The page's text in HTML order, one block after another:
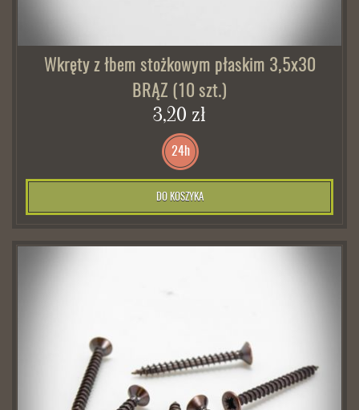
Wkręty z łbem stożkowym płaskim 3,5x30
BRĄZ (10 szt.)
3,20 zł
24h
DO KOSZYKA